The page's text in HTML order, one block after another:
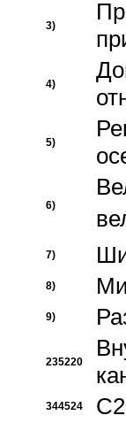
3)
4)
5)
6)
7)
8)
9)
235220
344524